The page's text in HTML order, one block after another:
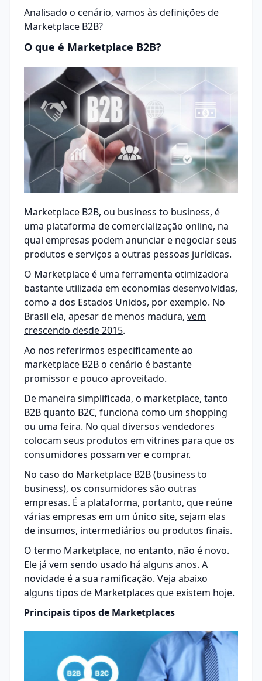
Analisado o cenário, vamos às definições de
Marketplace B2B?
O que é Marketplace B2B?
Marketplace B2B, ou business to business, é
uma plataforma de comercialização online, na
qual empresas podem anunciar e negociar seus
produtos e serviços a outras pessoas jurídicas.
O Marketplace é uma ferramenta otimizadora
bastante utilizada em economias desenvolvidas,
como a dos Estados Unidos, por exemplo. No
Brasil ela, apesar de menos madura, vem
crescendo desde 2015.
Ao nos referirmos especificamente ao
marketplace B2B o cenário é bastante
promissor e pouco aproveitado.
De maneira simplificada, o marketplace, tanto
B2B quanto B2C, funciona como um shopping
ou uma feira. No qual diversos vendedores
colocam seus produtos em vitrines para que os
consumidores possam ver e comprar.
No caso do Marketplace B2B (business to
business), os consumidores são outras
empresas. É a plataforma, portanto, que reúne
várias empresas em um único site, sejam elas
de insumos, intermediários ou produtos finais.
O termo Marketplace, no entanto, não é novo.
Ele já vem sendo usado há alguns anos. A
novidade é a sua ramificação. Veja abaixo
alguns tipos de Marketplaces que existem hoje.
Principais tipos de Marketplaces